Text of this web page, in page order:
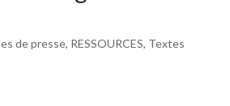
de presse, RESSOURCES, Textes